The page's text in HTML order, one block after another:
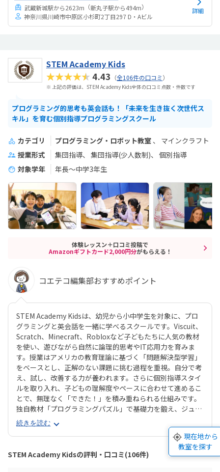
武蔵新城駅から2623m （新丸子駅から494m）
神奈川県川崎市中原区小杉町2丁目297 D・Aビル
詳細
STEM Academy Kids
★★★★★4.43 （全106件の口コミ）
※ 上記の評価は、STEM Academy Kids全体の口コミ点数・件数です
プログラミング的思考も英会話も！「未来を生き抜く次世代ス
キル」を育む個別指導プログラミングスクール
カテゴリ プログラミング・ロボット教室
マインクラフト
授業形式
集団指導 集団指導(少人数制)
個別指導
対象学年
年長～中学3年生
体験レッスン＋口コミ投稿で
Amazonギフトカード2,000円分がもらえる！
コエテコ編集部おすすめポイント
STEM Academy Kidsは、幼児から小中学生を対象に、プロ
グラミングと英会話を一緒に学べるスクールです。Viscuit、
Scratch、Minecraft、Robloxなど子どもたちに人気の教材
を使い、遊びながら自然に論理的思考やIT応用力を育みま
す。授業はアメリカの教育理論に基づく「問題解決型学習」
をベースとし、正解のない課題に挑む過程を重視。自分で考
え、試し、改善する力が養われます。さらに個別指導スタイ
ルを取り入れ、子どもの理解度やペースに合わせて進めるこ
とで、無理なく「できた！」を積み重ねられる仕組みです。
独自教材「プログラミングパズル」で基礎力を鍛え、ジュニ
ア・プログラミング検定の取得もサポート。校舎は東京・神
奈川・埼玉・千葉に展開し、オンライン授業にも対応してい
ます。柔軟なコース選択や振替制度も整っており、継続しや
すい環境で将来につながる次世代スキルを学べます。
続きを読む
STEM Academy Kidsの評判・口コミ(106件)
現在地から
教室を探す